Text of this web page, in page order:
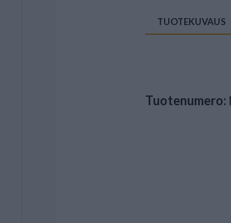
TUOTEKUVAUS
Tuotenumero: